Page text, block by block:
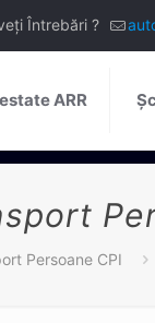
Întrebări ?
ARR
Persoane CPI